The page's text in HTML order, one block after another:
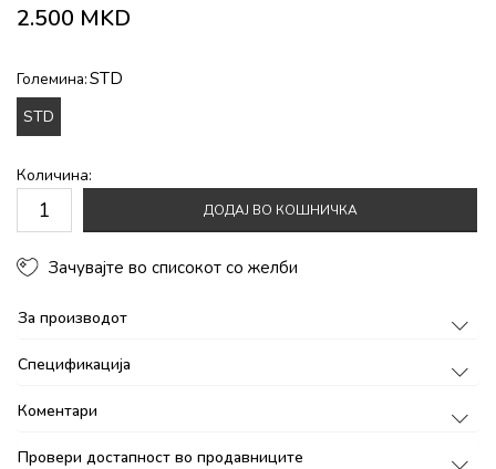
2.500 MKD
Големина:STD
STD
Количина:
ДОДАЈ ВО КОШНИЧКА
Зачувајте во списокот со желби
За производот
Спецификација
Коментари
Провери достапност во продавниците